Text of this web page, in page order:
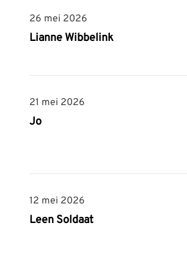
26 mei 2026
26 mei 2026
Lianne Wibbelink
21 mei 2026
21 mei 2026
Jo
12 mei 2026
12 mei 2026
Leen Soldaat